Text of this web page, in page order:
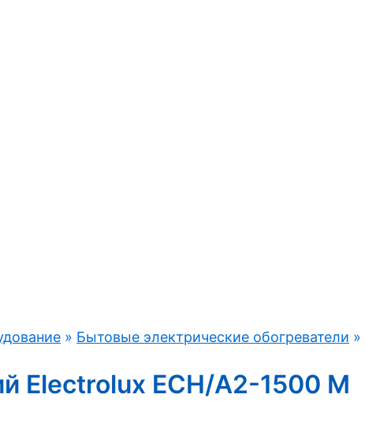
» Бытовые электрические обогреватели »
Electrolux ECH/A2-1500 M